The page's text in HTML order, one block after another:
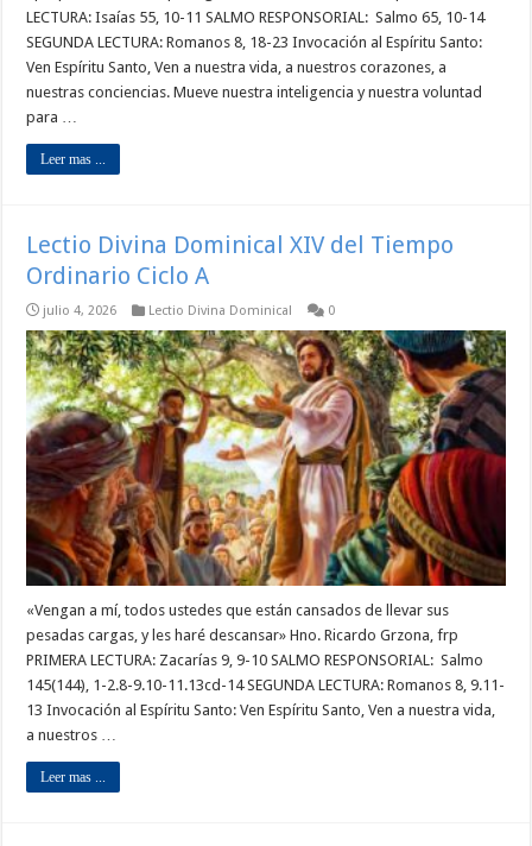
LECTURA: Isaías 55, 10-11 SALMO RESPONSORIAL: Salmo 65, 10-14
SEGUNDA LECTURA: Romanos 8, 18-23 Invocación al Espíritu Santo:
Ven Espíritu Santo, Ven a nuestra vida, a nuestros corazones, a
nuestras conciencias. Mueve nuestra inteligencia y nuestra voluntad
para …
Leer mas ...
Lectio Divina Dominical XIV del Tiempo
Ordinario Ciclo A
julio 4, 2026 Lectio Divina Dominical 0
«Vengan a mí, todos ustedes que están cansados ​​de llevar sus
pesadas cargas, y les haré descansar» Hno. Ricardo Grzona, frp
PRIMERA LECTURA: Zacarías 9, 9-10 SALMO RESPONSORIAL: Salmo
145(144), 1-2.8-9.10-11.13cd-14 SEGUNDA LECTURA: Romanos 8, 9.11-
13 Invocación al Espíritu Santo: Ven Espíritu Santo, Ven a nuestra vida,
a nuestros …
Leer mas ...